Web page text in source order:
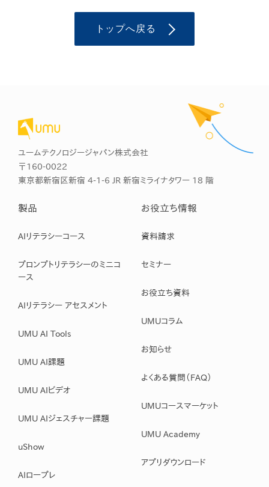
トップへ戻る
ユームテクノロジージャパン株式会社
〒160-0022
東京都新宿区新宿 4-1-6 JR 新宿ミライナタワー 18 階
製品
AIリテラシーコース
プロンプトリテラシーのミニコ
ース
AIリテラシー アセスメント
UMU AI Tools
UMU AI課題
UMU AIビデオ
UMU AIジェスチャー課題
uShow
AIロープレ
お役立ち情報
資料請求
セミナー
お役立ち資料
UMUコラム
お知らせ
よくある質問（FAQ）
UMUコースマーケット
UMU Academy
アプリダウンロード